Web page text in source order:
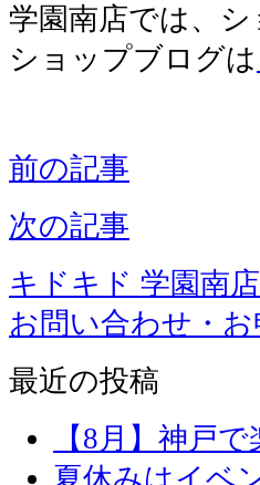
学園南店では、
ショップブログは
前の記事
次の記事
キドキド 学園南
お問い合わせ・
最近の投稿
【8月】神戸
夏休みはイベ